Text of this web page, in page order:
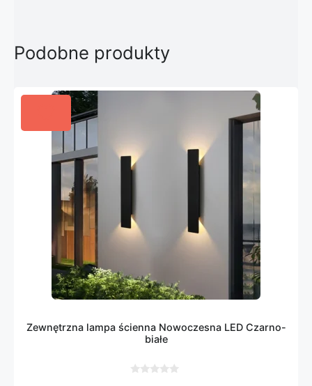
Podobne produkty
Zewnętrzna lampa ścienna Nowoczesna LED Czarno-
białe